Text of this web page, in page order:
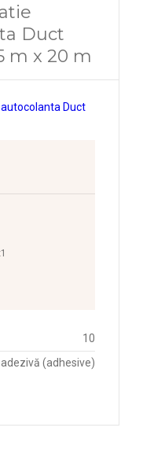
Duct
m x 20 m
10
adezivă (adhesive)